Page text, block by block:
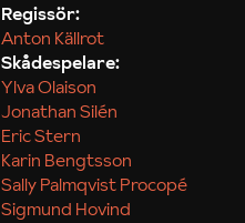
Regissör:
Anton Källrot
Skådespelare:
Ylva Olaison
Jonathan Silén
Eric Stern
Karin Bengtsson
Sally Palmqvist Procopé
Sigmund Hovind